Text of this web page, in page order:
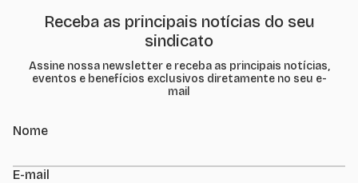
Receba as principais notícias do seu
sindicato
Assine nossa newsletter e receba as principais notícias,
eventos e benefícios exclusivos diretamente no seu e-
mail
Nome
E-mail